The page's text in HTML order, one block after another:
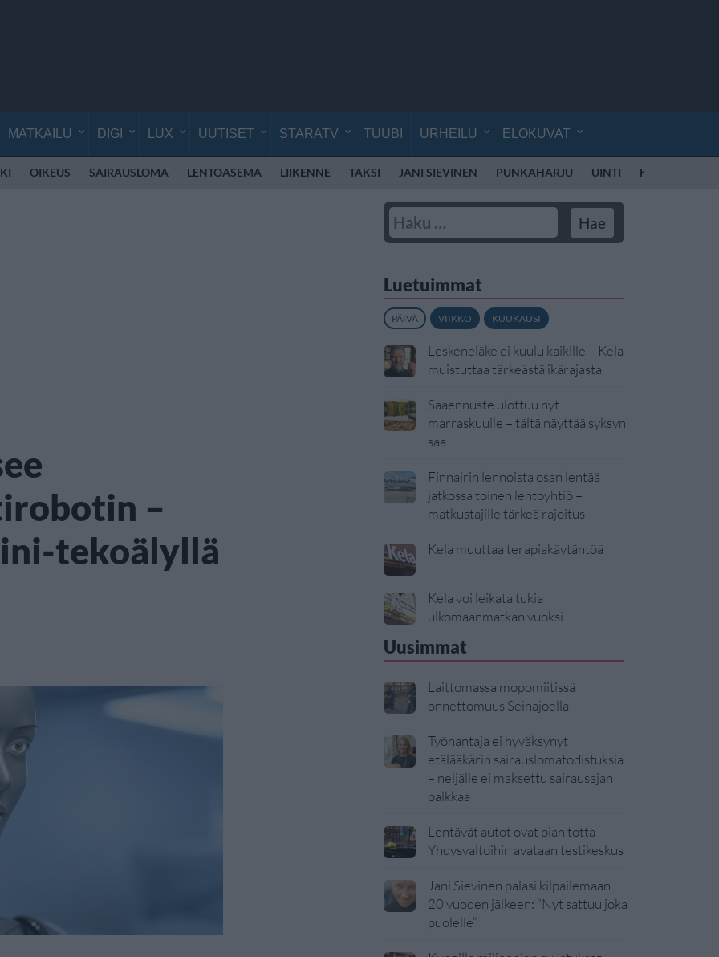
MATKAILU DIGI LUX UUTISET STARATV TUUBI URHEILU ELOKUVAT
OIKEUS SAIRAUSLOMA LENTOASEMA LIIKENNE TAKSI JANI SIEVINEN PUNKAHARJU UINTI KÄVELY
–
tekoälyllä
Luetuimmat
PÄIVÄ VIIKKO KUUKAUSI
Leskeneläke ei kuulu kaikille – Kela
muistuttaa tärkeästä ikärajasta
Sääennuste ulottuu nyt
marraskuulle – tältä näyttää syksyn
sää
Finnairin lennoista osan lentää
jatkossa toinen lentoyhtiö –
matkustajille tärkeä rajoitus
Kela muuttaa terapiakäytäntöä
Kela voi leikata tukia
ulkomaanmatkan vuoksi
Uusimmat
Laittomassa mopomiitissä
onnettomuus Seinäjoella
Työnantaja ei hyväksynyt
etälääkärin sairauslomatodistuksia
– neljälle ei maksettu sairausajan
palkkaa
Lentävät autot ovat pian totta –
Yhdysvaltoihin avataan testikeskus
Jani Sievinen palasi kilpailemaan
20 vuoden jälkeen: ”Nyt sattuu joka
puolelle”